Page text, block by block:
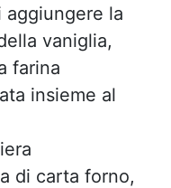
la
vaniglia,
farina
insieme al
di carta forno,